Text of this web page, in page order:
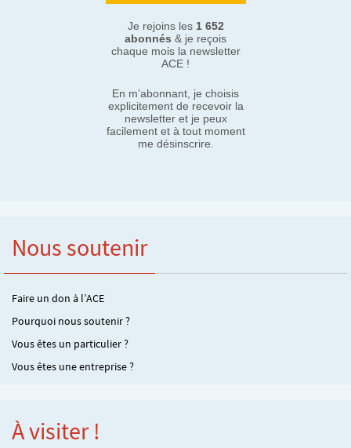
Je rejoins les 1 652
abonnés & je reçois
chaque mois la newsletter
ACE !
En m’abonnant, je choisis
explicitement de recevoir la
newsletter et je peux
facilement et à tout moment
me désinscrire.
Nous soutenir
Faire un don à l’ACE
Pourquoi nous soutenir ?
Vous êtes un particulier ?
Vous êtes une entreprise ?
À visiter !